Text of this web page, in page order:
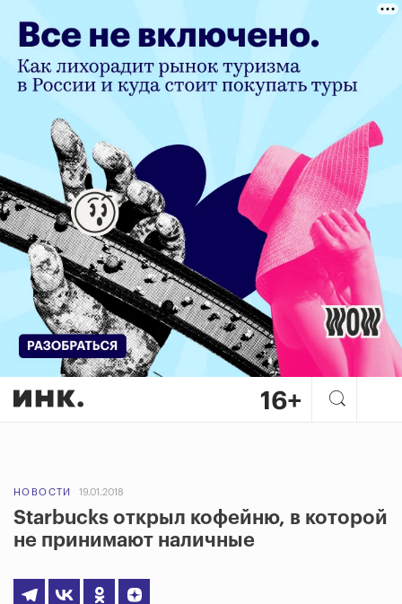
НОВОСТИ 19.01.2018
Starbucks открыл кофейню, в которой
не принимают наличные